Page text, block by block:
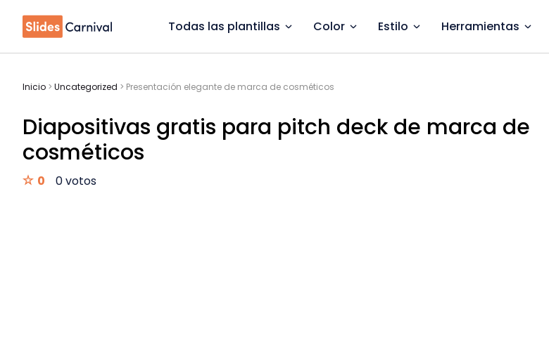
Todas las plantillas Color Estilo Herramientas
Inicio > Uncategorized > Presentación elegante de marca de cosméticos
Diapositivas gratis para pitch deck de marca de
cosméticos
0 0 votos